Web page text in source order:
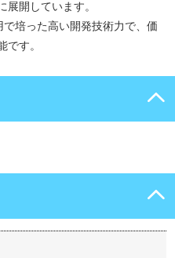
開しています。
培った高い開発技術力で、価
です。